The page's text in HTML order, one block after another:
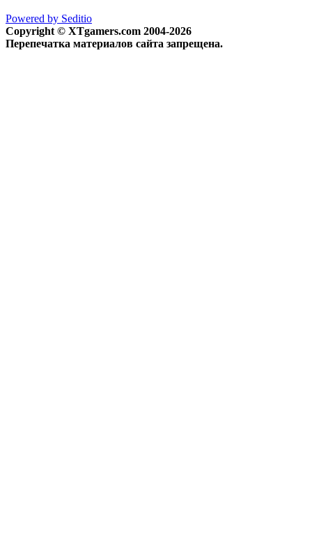
Powered by Seditio
Copyright © XTgamers.com 2004-2026
Перепечатка материалов сайта запрещена.